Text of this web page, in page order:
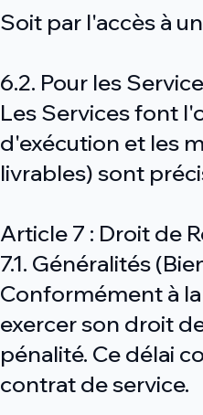
Soit par l'accès à
6.2. Pour les
Les Services font
d'exécution et les
livrables) sont
Article 7 : Droit de
7.1. Généralités
Conformément à
exercer son droit
pénalité. Ce délai
contrat de service.